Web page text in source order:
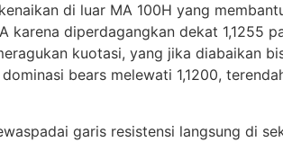
di luar MA 100H yang
karena diperdagangkan dekat 1,1255
kuotasi, yang jika diabaikan
bears melewati 1,1200,
garis resistensi langsung di